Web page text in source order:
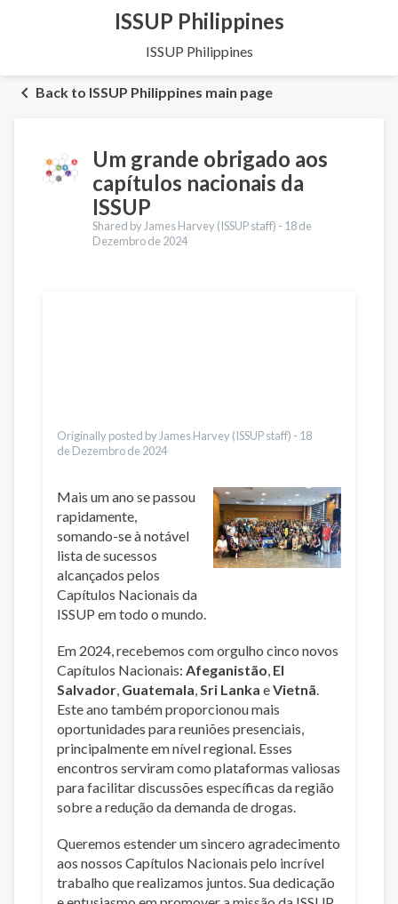
ISSUP Philippines
ISSUP Philippines
Back to ISSUP Philippines main page
Um grande obrigado aos
capítulos nacionais da
ISSUP
Shared by James Harvey (ISSUP staff) - 18 de
Dezembro de 2024
Originally posted by James Harvey (ISSUP staff) - 18
de Dezembro de 2024
Mais um ano se passou
rapidamente,
somando-se à notável
lista de sucessos
alcançados pelos
Capítulos Nacionais da
ISSUP em todo o mundo.
Em 2024, recebemos com orgulho cinco novos
Capítulos Nacionais: Afeganistão, El
Salvador, Guatemala,Sri Lanka eVietnã.
Este ano também proporcionou mais
oportunidades para reuniões presenciais,
principalmente em nível regional. Esses
encontros serviram como plataformas valiosas
para facilitar discussões específicas da região
sobre a redução da demanda de drogas.
Queremos estender um sincero agradecimento
aos nossos Capítulos Nacionais pelo incrível
trabalho que realizamos juntos. Sua dedicação